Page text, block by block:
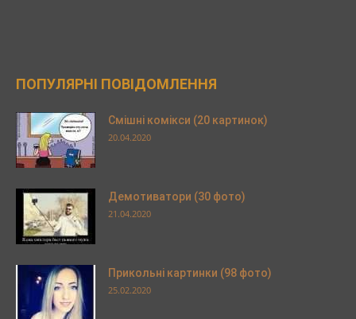
ПОПУЛЯРНІ ПОВІДОМЛЕННЯ
Смішні комікси (20 картинок)
20.04.2020
Демотиватори (30 фото)
21.04.2020
Прикольні картинки (98 фото)
25.02.2020